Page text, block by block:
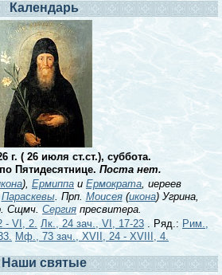
Календарь
г. ( 26 июля ст.ст.), суббота.
Пятидесятнице. Поста нет.
), Ермиппаи Ермократа, иереев
Параскевы. Прп. Моисея(икона) Угрина,
Сщмч. Сергия пресвитера.
- VI, 2. Лк., 24 зач., VI, 17-23 . Ряд.: Рим.,
Мф., 73 зач., XVII, 24 - XVIII, 4.
Наши святые